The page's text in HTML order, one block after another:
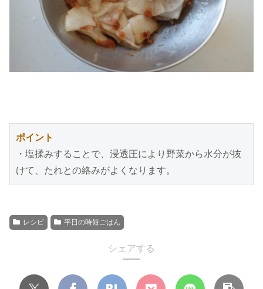
ポイント
・塩揉みすることで、浸透圧により野菜から水分が抜
けて、たれとの絡みがよくなります。
レシピ 平日の時短ごはん
シェアする